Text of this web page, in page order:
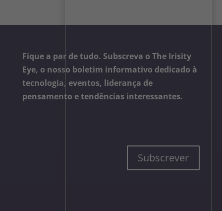
Fique a par de tudo. Subscreva o The Irisity
Eye, o nosso boletim informativo dedicado à
tecnologia, eventos, liderança de
pensamento e tendências interessantes.
Subscrever